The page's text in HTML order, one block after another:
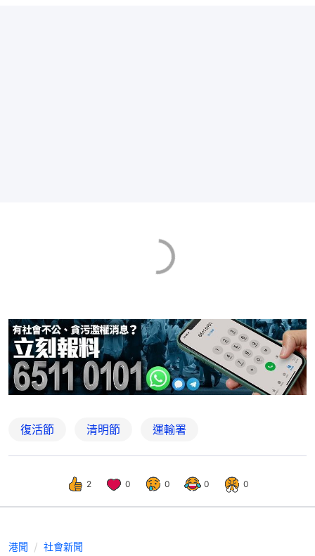
復活節 清明節 運輸署
2 0 0 0 0
港聞 社會新聞